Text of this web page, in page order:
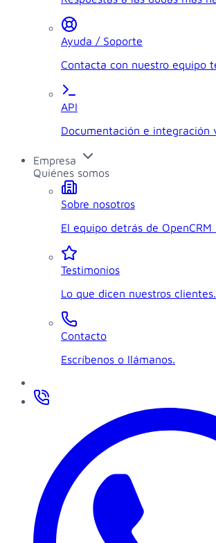
Ayuda / Soporte
Contacta con nuestro equipo
API
Documentación e integración
Empresa
Quiénes somos
Sobre nosotros
El equipo detrás de OpenCRM
Testimonios
Lo que dicen nuestros clientes.
Contacto
Escríbenos o llámanos.